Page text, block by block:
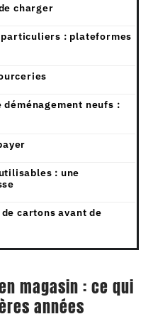
charger
: plateformes
neufs :
: une
cartons avant de
magasin : ce qui
années